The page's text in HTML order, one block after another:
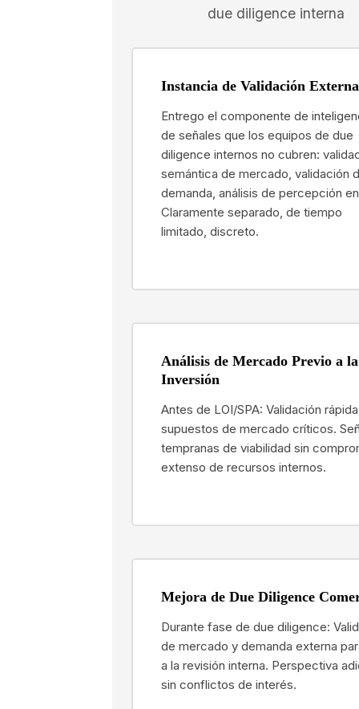
due diligence interna
Instancia de Validación Externa
Entrego el componente de
de señales que los equipos de due
diligence internos no cubren:
semántica de mercado, validación
demanda, análisis de percepción
Claramente separado, de tiempo
limitado, discreto.
Análisis de Mercado Previo a la
Inversión
Antes de LOI/SPA: Validación
supuestos de mercado críticos.
tempranas de viabilidad sin
extenso de recursos internos.
Mejora de Due Diligence
Durante fase de due diligence:
de mercado y demanda externa
a la revisión interna. Perspectiva
sin conflictos de interés.